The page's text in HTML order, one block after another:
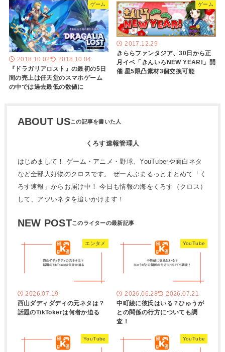
ゲーム
2018.10.02 2018.10.04
『ドラガリアロスト』の最初の5日
間の売上は任天堂のスマホゲーム
の中では過去最低の数値に
ゲーム
2017.12.29
きららファンタジア、30日から正
月イベ「きんいろNEW YEAR!」開
催 星5限凸素材3個交換可能
ABOUT US
くろす速報管理人
はじめまして！ ゲーム・アニメ・野球、YouTuberや面白ネタ
など全部大好物のクロスです。 ぜーんぶまるっとまとめて「く
ろす速報」からお届け中！ 今日も情報の海をくろす（クロス）
して、アツいネタを追いかけます！
NEW POST
エンタメ
2026.07.19
西山ダディダディの元ネタは？
話題のTikTokerは何者か迫る
YouTube
2026.06.28 2026.07.21
中町綾に彼氏はいる？ひゅうが
との関係の行方についても調
査！
YouTube YouTube